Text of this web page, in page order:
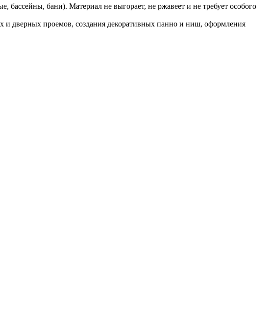
бани). Материал не выгорает, не ржавеет и не требует особого
и дверных проемов, создания декоративных панно и ниш, оформления